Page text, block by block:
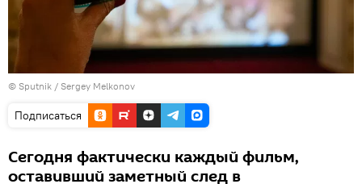
© Sputnik / Sergey Melkonov
Подписаться
Сегодня фактически каждый фильм,
оставивший заметный след в